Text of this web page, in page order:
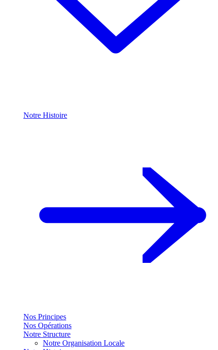
Notre Histoire
Nos Principes
Nos Opérations
Notre Structure
Notre Organisation Locale